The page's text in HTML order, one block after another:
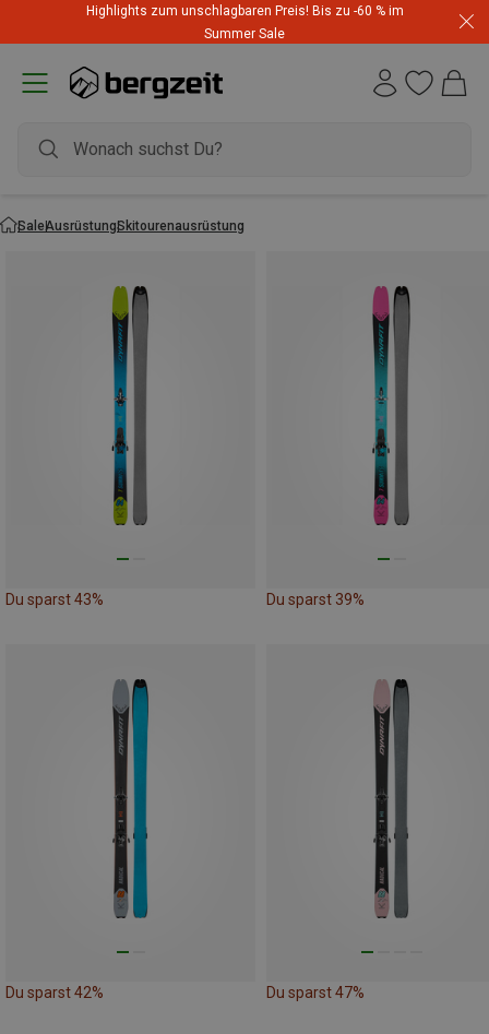
Highlights zum unschlagbaren Preis! Bis zu -60 % im
Summer Sale
SaleAusrüstungSkitourenausrüstung
Du sparst 43% Du sparst 39%
Du sparst 42% Du sparst 47%